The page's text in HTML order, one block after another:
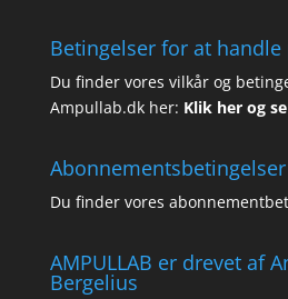
Betingelser for at
Du finder vores vilkår og
Ampullab.dk her: Klik her og
Abonnementsbetingelser
Du finder vores
AMPULLAB er drevet af
Bergelius